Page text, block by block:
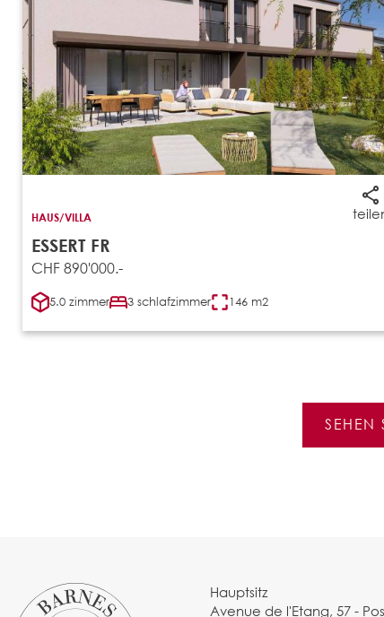
HAUS/VILLA
ESSERT FR
CHF 890'000.-
5.0 zimmer 3 schlafzimmer 146 m2
SEHEN
Hauptsitz
Avenue de l'Etang, 57 -